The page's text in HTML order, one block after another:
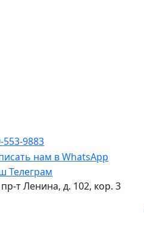
553-9883
пр-т Ленина, д. 102, кор. 3